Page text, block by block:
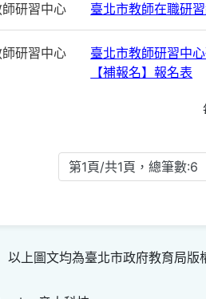
研習中心 臺北市教師在職研
研習中心
臺北市教師研習中
【補報名】報名表
第1頁/共1頁，總筆數:6
上圖文均為臺北市政府教育局版